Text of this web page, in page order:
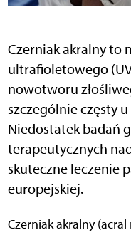
Czerniak akralny to
ultrafioletowego
nowotworu
szczególnie częsty
Niedostatek badań
terapeutycznych
skuteczne leczenie
europejskiej.
Czerniak akralny (acral melanoma) stanowi rzadki, ale